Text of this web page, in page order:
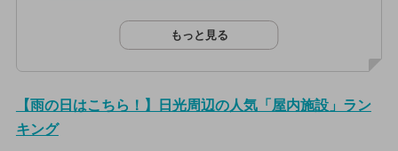
もっと見る
【雨の日はこちら！】日光周辺の人気「屋内施設」ラン
キング